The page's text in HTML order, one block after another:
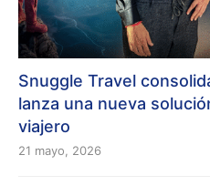
Snuggle Travel
lanza una nueva
viajero
21 mayo, 2026